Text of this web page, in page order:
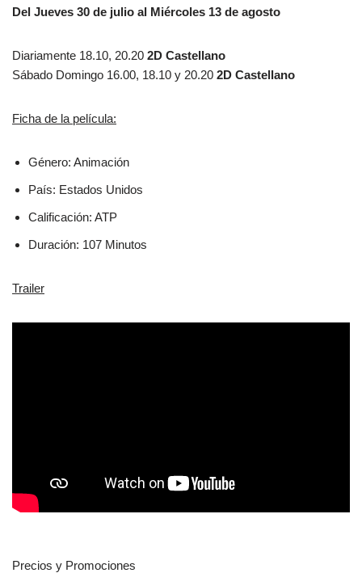
Del Jueves 30 de julio al Miércoles 13 de agosto
Diariamente 18.10, 20.20 2D Castellano
Sábado Domingo 16.00, 18.10 y 20.20 2D Castellano
Ficha de la película:
Género: Animación
País: Estados Unidos
Calificación: ATP
Duración: 107 Minutos
Trailer
Precios y Promociones